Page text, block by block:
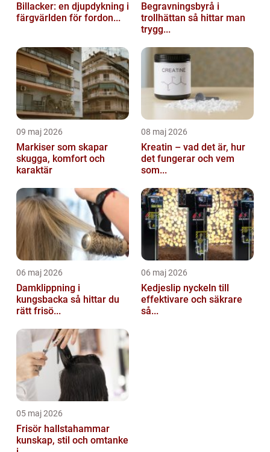
Billacker: en djupdykning i
färgvärlden för fordon...
Begravningsbyrå i
trollhättan så hittar man
trygg...
09 maj 2026
Markiser som skapar
skugga, komfort och
karaktär
08 maj 2026
Kreatin – vad det är, hur
det fungerar och vem
som...
06 maj 2026
Damklippning i
kungsbacka så hittar du
rätt frisö...
06 maj 2026
Kedjeslip nyckeln till
effektivare och säkrare
så...
05 maj 2026
Frisör hallstahammar
kunskap, stil och omtanke